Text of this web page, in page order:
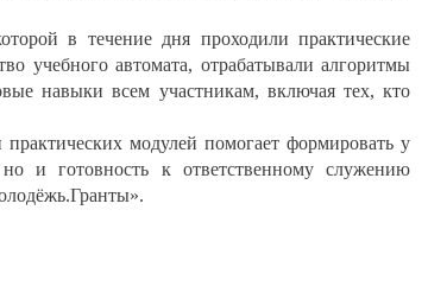
в течение дня проходили практические
учебного автомата, отрабатывали алгоритмы
навыки всем участникам, включая тех, кто
модулей помогает формировать у
и готовность к ответственному служению